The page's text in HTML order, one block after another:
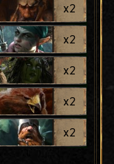
x2
x2
x2
x2
x2